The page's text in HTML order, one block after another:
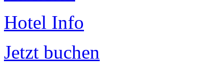
Hotel Info
Jetzt buchen